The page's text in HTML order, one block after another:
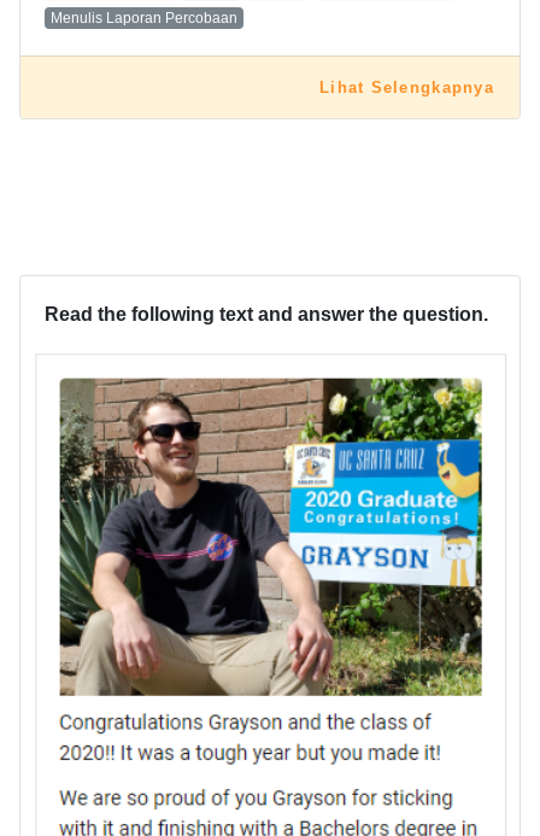
Menulis Laporan Percobaan
Lihat Selengkapnya
Read the following text and answer the question.